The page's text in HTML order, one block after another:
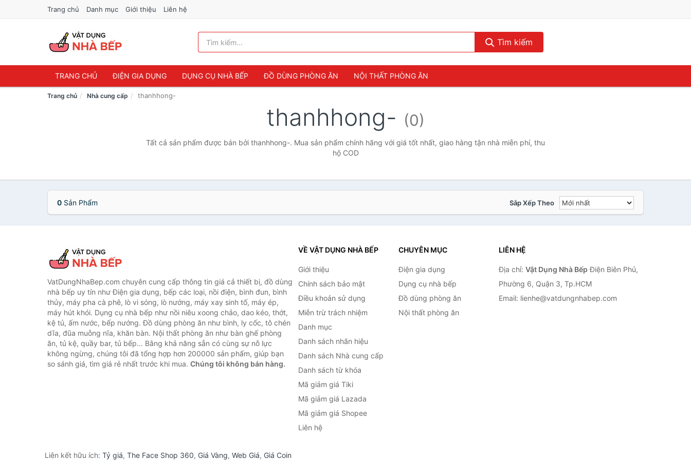
Trang chủ Danh mục Giới thiệu Liên hệ
Tìm kiếm
TRANG CHỦ ĐIỆN GIA DỤNG DỤNG CỤ NHÀ BẾP ĐỒ DÙNG PHÒNG ĂN NỘI THẤT PHÒNG ĂN
Trang chủ Nhà cung cấp thanhhong-
thanhhong- (0)
Tất cả sản phẩm được bán bởi thanhhong-. Mua sản phẩm chính hãng với giá tốt nhất, giao hàng tận nhà miễn phí, thu
hộ COD
0 Sản Phẩm Sắp Xếp Theo
VatDungNhaBep.com chuyên cung cấp thông tin giá cả thiết bị, đồ dùng
nhà bếp uy tín như Điện gia dụng, bếp các loại, nồi điện, bình đun, bình
thủy, máy pha cà phê, lò vi sóng, lò nướng, máy xay sinh tố, máy ép,
máy hút khói. Dụng cụ nhà bếp như nồi niêu xoong chảo, dao kéo, thớt,
kệ tủ, ấm nước, bếp nướng. Đồ dùng phòng ăn như bình, ly cốc, tô chén
dĩa, đũa muỗng nĩa, khăn bàn. Nội thất phòng ăn như bàn ghế phòng
ăn, tủ kệ, quầy bar, tủ bếp... Bằng khả năng sẵn có cùng sự nỗ lực
không ngừng, chúng tôi đã tổng hợp hơn 200000 sản phẩm, giúp bạn
so sánh giá, tìm giá rẻ nhất trước khi mua. Chúng tôi không bán hàng.
VỀ VẬT DỤNG NHÀ BẾP
Giới thiệu
Chính sách bảo mật
Điều khoản sử dụng
Miễn trừ trách nhiệm
Danh mục
Danh sách nhãn hiệu
Danh sách Nhà cung cấp
Danh sách từ khóa
Mã giảm giá Tiki
Mã giảm giá Lazada
Mã giảm giá Shopee
Liên hệ
CHUYÊN MỤC
Điện gia dụng
Dụng cụ nhà bếp
Đồ dùng phòng ăn
Nội thất phòng ăn
LIÊN HỆ
Địa chỉ: Vật Dụng Nhà Bếp Điện Biên Phủ,
Phường 6, Quận 3, Tp.HCM
Email: lienhe@vatdungnhabep.com
Liên kết hữu ích: Tỷ giá, The Face Shop 360, Giá Vàng, Web Giá, Giá Coin